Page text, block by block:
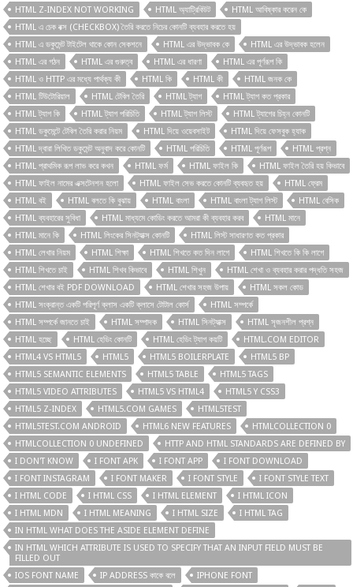
HTML Z-INDEX NOT WORKING HTML অ্যাট্রিবিউট
HTML আবিষ্কার করেন কে
HTML এ চেক বক্স (CHECKBOX) তৈরি করতে নিচের কোনটি ব্যবহার করতে হয়
HTML এ ডকুমেন্ট টাইটেল থাকে কোন সেকশনে
HTML এর উদ্ভাবক কে
HTML এর উদ্ভাবক হলেন
HTML এর গঠন
HTML এর গুরুত্ব HTML এর ধারণা
HTML এর পূর্ণরূপ কি
HTML ও HTTP এর মধ্যে পার্থক্য কী
HTML কি HTML কী
HTML জনক কে
HTML টিউটোরিয়াল
HTML টেবিল তৈরি HTML ট্যাগ
HTML ট্যাগ কত প্রকার
HTML ট্যাগ কি
HTML ট্যাগ পরিচিতি HTML ট্যাগ লিস্ট
HTML ট্যাগের চিহ্ন কোনটি
HTML ডকুমেন্টে টেবিল তৈরি করার নিয়ম
HTML দিয়ে ওয়েবসাইট
HTML দিয়ে ফেসবুক হ্যাক
HTML দ্বারা লিখিত ডকুমেন্ট অনুবাদ করে কোনটি
HTML পরিচিতি HTML পূর্ণরূপ
HTML প্রশ্ন
HTML প্রাথমিক রূপ লাভ করে কখন
HTML ফর্ম HTML ফাইল কি
HTML ফাইল তৈরি হয় কিভাবে
HTML ফাইল নামের এক্সটেনশন হলো
HTML ফাইল সেভ করতে কোনটি ব্যবহৃত হয়
HTML ফ্রেম
HTML বই
HTML বলতে কি বুঝায় HTML বাংলা HTML বাংলা ট্যাগ লিস্ট
HTML বেসিক
HTML ব্যবহারের সুবিধা
HTML মাধ্যমে কোডিং করতে আমরা কী ব্যবহার করব
HTML মানে
HTML মানে কি
HTML লিংকের সিনট্যাক্স কোনটি
HTML লিস্ট সাধারণত কত প্রকার
HTML লেখার নিয়ম
HTML শিক্ষা HTML শিখতে কত দিন লাগে
HTML শিখতে কি কি লাগে
HTML শিখতে চাই
HTML শিখব কিভাবে HTML শিখুন
HTML শেখা ও ব্যবহার করার পদ্ধতি সহজ
HTML শেখার বই PDF DOWNLOAD
HTML শেখার সহজ উপায়
HTML সকল কোড
HTML সংক্রান্ত একটি পরিপূর্ণ ক্লাস একটি ক্লাসে টোটাল কোর্স
HTML সম্পর্কে
HTML সম্পর্কে জানতে চাই
HTML সম্পাদক HTML সিনট্যাক্স
HTML সৃজনশীল প্রশ্ন
HTML হচ্ছে
HTML হেডিং কোনটি HTML হেডিং ট্যাগ কয়টি
HTML.COM EDITOR
HTML4 VS HTML5
HTML5 HTML5 BOILERPLATE
HTML5 BP
HTML5 SEMANTIC ELEMENTS
HTML5 TABLE
HTML5 TAGS
HTML5 VIDEO ATTRIBUTES
HTML5 VS HTML4
HTML5 Y CSS3
HTML5 Z-INDEX
HTML5.COM GAMES
HTML5TEST
HTML5TEST.COM ANDROID
HTML6 NEW FEATURES
HTMLCOLLECTION 0
HTMLCOLLECTION 0 UNDEFINED
HTTP AND HTML STANDARDS ARE DEFINED BY
I DON'T KNOW
I FONT APK I FONT APP
I FONT DOWNLOAD
I FONT INSTAGRAM
I FONT MAKER I FONT STYLE
I FONT STYLE TEXT
I HTML CODE
I HTML CSS I HTML ELEMENT
I HTML ICON
I HTML MDN
I HTML MEANING I HTML SIZE
I HTML TAG
IN HTML WHAT DOES THE ASIDE ELEMENT DEFINE
IN HTML WHICH ATTRIBUTE IS USED TO SPECIFY THAT AN INPUT FIELD MUST BE
FILLED OUT
IOS FONT NAME
IP ADDRESS কাকে বলে
IPHONE FONT